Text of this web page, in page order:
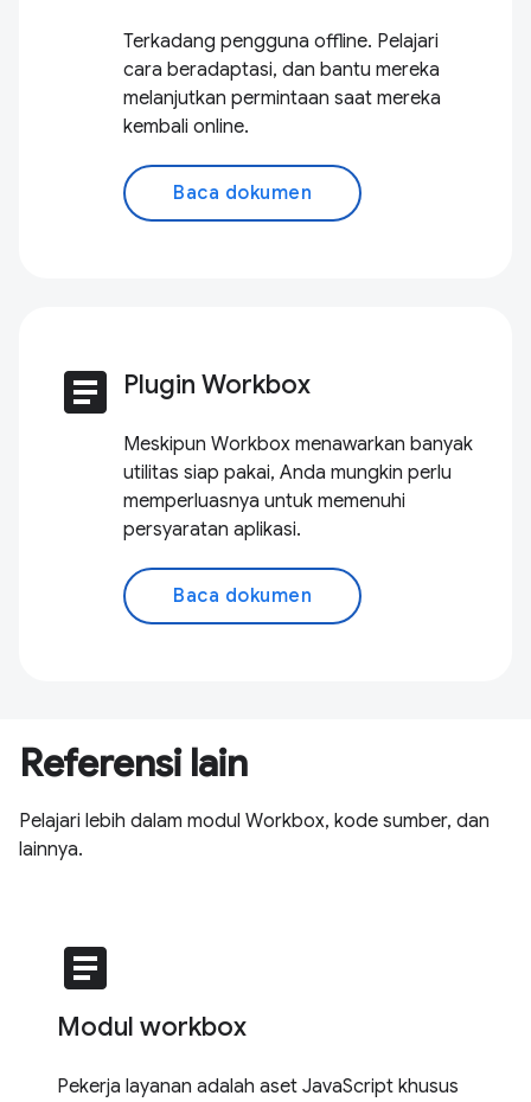
Terkadang pengguna offline. Pelajari
cara beradaptasi, dan bantu mereka
melanjutkan permintaan saat mereka
kembali online.
Baca dokumen
article Plugin Workbox
Meskipun Workbox menawarkan banyak
utilitas siap pakai, Anda mungkin perlu
memperluasnya untuk memenuhi
persyaratan aplikasi.
Baca dokumen
Referensi lain
Pelajari lebih dalam modul Workbox, kode sumber, dan
lainnya.
article
Modul workbox
Pekerja layanan adalah aset JavaScript khusus